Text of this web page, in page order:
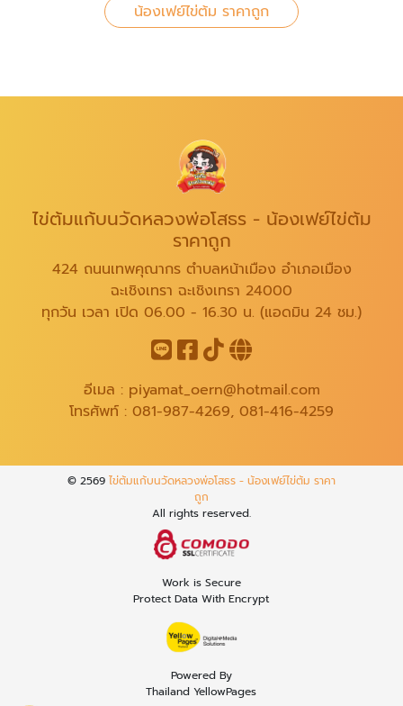
น้องเฟย์ไข่ต้ม ราคาถูก
ไข่ต้มแก้บนวัดหลวงพ่อโสธร - น้องเฟย์ไข่ต้ม
ราคาถูก
424 ถนนเทพคุณากร ตำบลหน้าเมือง อำเภอเมือง
ฉะเชิงเทรา ฉะเชิงเทรา 24000
ทุกวัน เวลา เปิด 06.00 - 16.30 น. (แอดมิน 24 ชม.)
อีเมล : piyamat_oern@hotmail.com
โทรศัพท์ : 081-987-4269, 081-416-4259
© 2569 ไข่ต้มแก้บนวัดหลวงพ่อโสธร - น้องเฟย์ไข่ต้ม ราคา
ถูก
All rights reserved.
Work is Secure
Protect Data With Encrypt
Powered By
Thailand YellowPages